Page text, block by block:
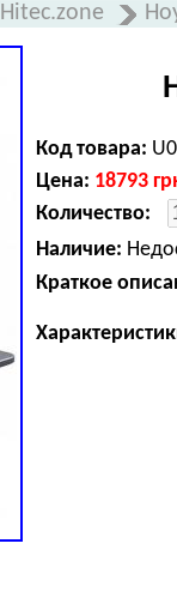
Hitec.zone
Код товара:
Цена: 18793
Количество:
Наличие:
Краткое